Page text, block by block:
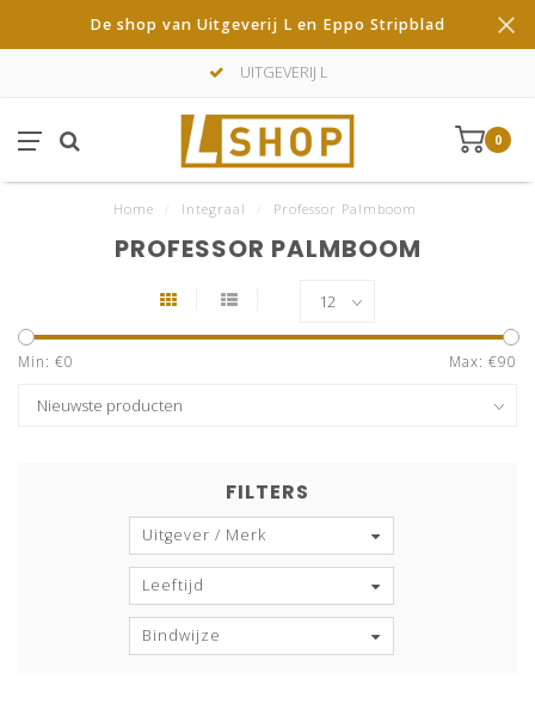
De shop van Uitgeverij L en Eppo Stripblad
UITGEVERIJ L
0
Home Integraal Professor Palmboom
PROFESSOR PALMBOOM
Min: €0 Max: €90
FILTERS
Uitgever / Merk
Leeftijd
Bindwijze